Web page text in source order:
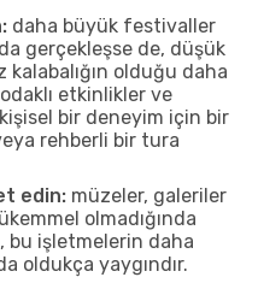
daha büyük festivaller
gerçekleşse de, düşük
olduğu daha
etkinlikler ve
bir deneyim için bir
rehberli bir tura
edin: müzeler, galeriler
olmadığında
bu işletmelerin daha
oldukça yaygındır.